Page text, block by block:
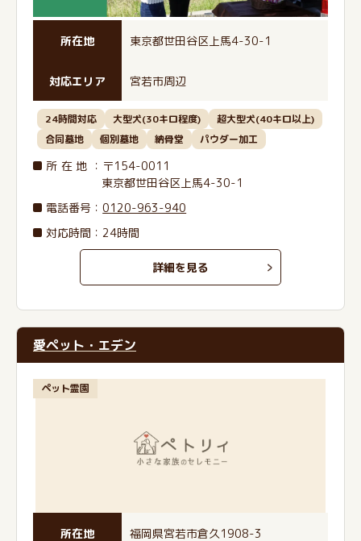
所在地 東京都世田谷区上馬4-30-1
対応エリア 宮若市周辺
24時間対応 大型犬(30キロ程度)
超大型犬(40キロ以上)
合同墓地
個別墓地 納骨堂 パウダー加工
所在地 ：〒154-0011
東京都世田谷区上馬4-30-1
電話番号 ：0120-963-940
対応時間：24時間
詳細を見る
愛ペット・エデン
ペット霊園
所在地 福岡県宮若市倉久1908-3